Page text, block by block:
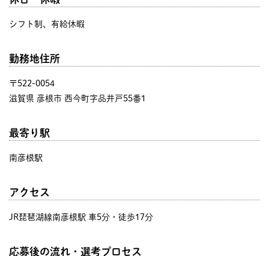
シフト制、有給休暇
勤務地住所
〒522-0054
滋賀県 彦根市 西今町字品井戸55番1
最寄り駅
南彦根駅
アクセス
JR琵琶湖線南彦根駅 車5分・徒歩17分
応募後の流れ・選考プロセス